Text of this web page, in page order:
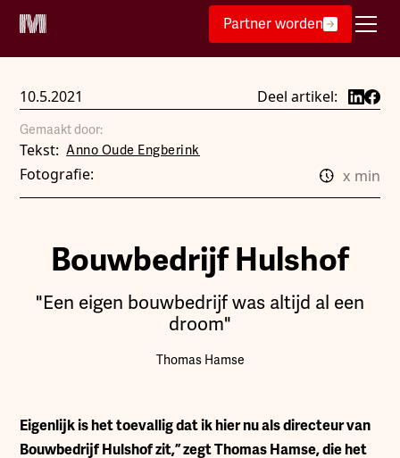
Partner worden
10.5.2021 Deel artikel:
Gemaakt door:
Tekst: Anno Oude Engberink
Fotografie: x min
Bouwbedrijf Hulshof
"Een eigen bouwbedrijf was altijd al een
droom"
Thomas Hamse
Eigenlijk is het toevallig dat ik hier nu als directeur van
Bouwbedrijf Hulshof zit,” zegt Thomas Hamse, die het